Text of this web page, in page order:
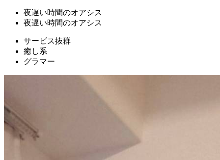
夜遅い時間のオアシス
夜遅い時間のオアシス
サービス抜群
癒し系
グラマー